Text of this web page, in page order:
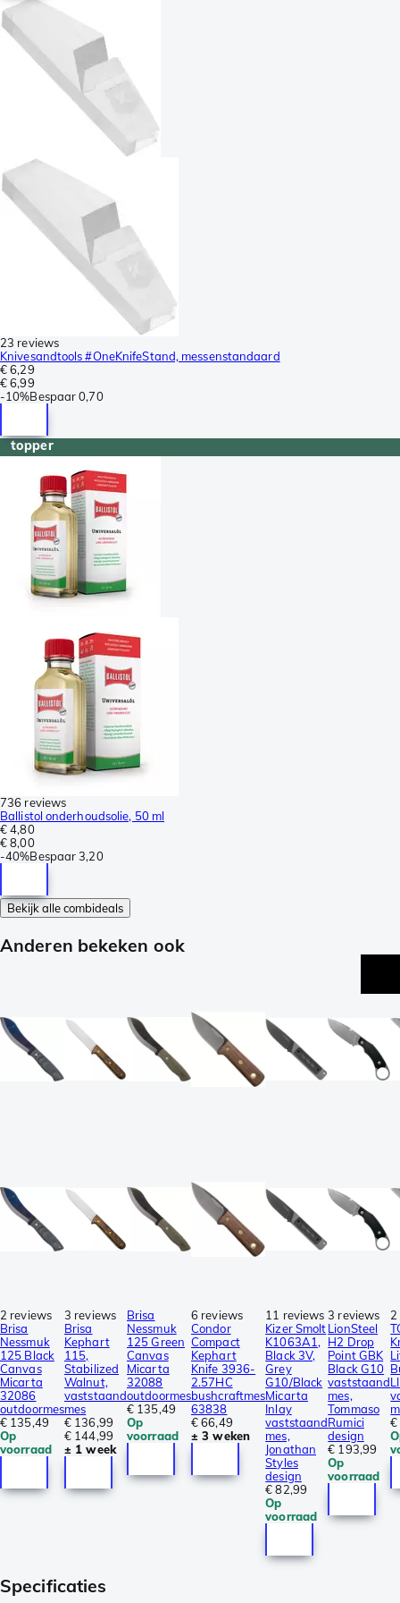
23 reviews
Knivesandtools #OneKnifeStand, messenstandaard
€ 6,29
€ 6,99
-10%Bespaar 0,70
topper
736 reviews
Ballistol onderhoudsolie, 50 ml
€ 4,80
€ 8,00
-40%Bespaar 3,20
Bekijk alle combideals
Anderen bekeken ook
2 reviews
Brisa
Nessmuk
125 Black
Canvas
Micarta
32086
outdoormes
€ 135,49
Op
voorraad
3 reviews
Brisa
Kephart
115,
Stabilized
Walnut,
vaststaand
mes
€ 136,99
€ 144,99
± 1 week
Brisa
Nessmuk
125 Green
Canvas
Micarta
32088
outdoormes
€ 135,49
Op
voorraad
6 reviews
Condor
Compact
Kephart
Knife 3936-
2.57HC
bushcraftmes
63838
€ 66,49
± 3 weken
11 reviews
Kizer Smolt
K1063A1,
Black 3V,
Grey
G10/Black
Micarta
Inlay
vaststaand
mes,
Jonathan
Styles
design
€ 82,99
Op
voorraad
3 reviews
LionSteel
H2 Drop
Point GBK
Black G10
vaststaand
mes,
Tommaso
Rumici
design
€ 193,99
Op
voorraad
2
€
Specificaties